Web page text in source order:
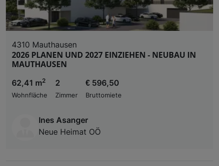
4310 Mauthausen
2026 PLANEN UND 2027 EINZIEHEN - NEUBAU IN
MAUTHAUSEN
62,41 m2
Wohnfläche
2
Zimmer
€ 596,50
Bruttomiete
Ines Asanger
Neue Heimat OÖ